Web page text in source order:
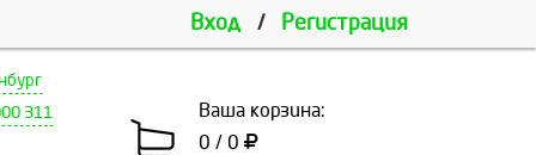
Вход / Регистрация
311
Ваша корзина:
0 / 0